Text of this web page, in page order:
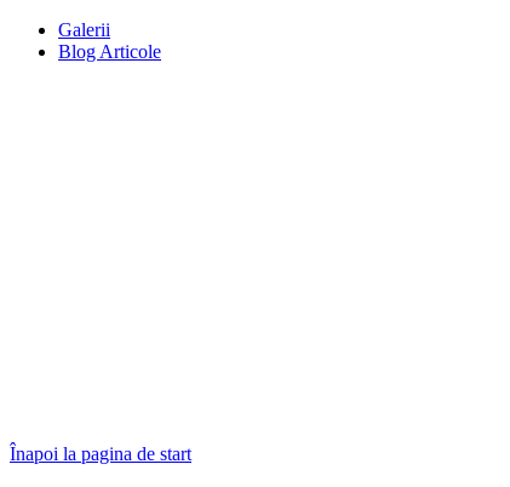
Galerii
Blog Articole
Înapoi la pagina de start